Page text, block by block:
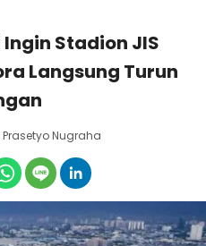
Stadion JIS
Langsung Turun
Prasetyo Nugraha